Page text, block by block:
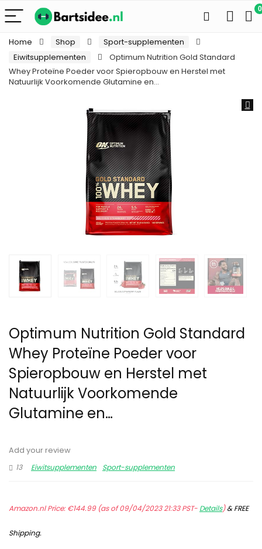
0
Home Shop
Sport-supplementen
Eiwitsupplementen
Optimum Nutrition Gold Standard
Whey Proteïne Poeder voor Spieropbouw en Herstel met
Natuurlijk Voorkomende Glutamine en…
Optimum Nutrition Gold Standard
Whey Proteïne Poeder voor
Spieropbouw en Herstel met
Natuurlijk Voorkomende
Glutamine en…
Add your review
13
Eiwitsupplementen Sport-supplementen
Amazon.nl Price:€144.99(as of 09/04/2023 21:33 PST- Details)&FREE
Shipping.